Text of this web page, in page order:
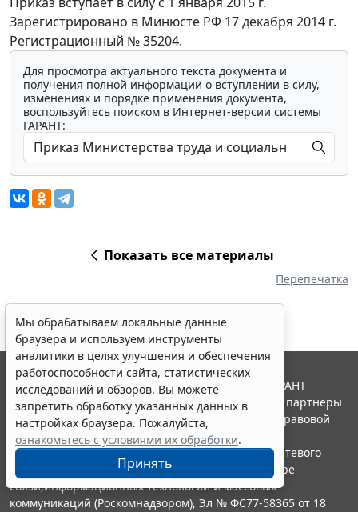
Зарегистрировано в Минюсте РФ 17 декабря 2014 г.
Регистрационный № 35204.
Для просмотра актуального текста документа и
получения полной информации о вступлении в силу,
изменениях и порядке применения документа,
воспользуйтесь поиском в Интернет-версии системы
ГАРАНТ:
Показать все материалы
Перепечатка
Мы обрабатываем локальные данные
браузера и используем инструменты
аналитики в целях улучшения и обеспечения
работоспособности сайта, статистических
исследований и обзоров. Вы можете
запретить обработку указанных данных в
настройках браузера. Пожалуйста,
ознакомьтесь с условиями их обработки.
Принять
© ООО "НПП "ГАРАНТ-СЕРВИС", 2026. Система ГАРАНТ
выпускается с 1990 года. Компания "Гарант" и ее партнеры
являются участниками Российской ассоциации правовой
информации ГАРАНТ.
Портал ГАРАНТ.РУ зарегистрирован в качестве сетевого
издания Федеральной службой по надзору в сфере
связи,информационных технологий и массовых
коммуникаций (Роскомнадзором), Эл № ФС77-58365 от 18